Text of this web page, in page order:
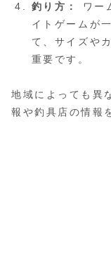
釣り方：
ワー
イトゲームが
て、サイズや
重要です。
地域によっても異
報や釣具店の情報